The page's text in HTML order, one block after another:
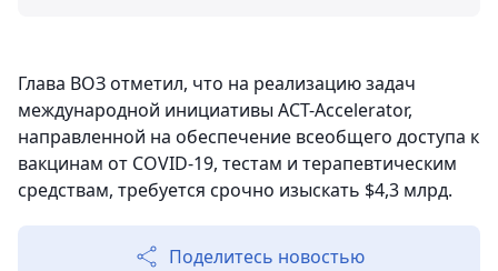
Глава ВОЗ отметил, что на реализацию задач
международной инициативы ACT-Accelerator,
направленной на обеспечение всеобщего доступа к
вакцинам от COVID-19, тестам и терапевтическим
средствам, требуется срочно изыскать $4,3 млрд.
Поделитесь новостью